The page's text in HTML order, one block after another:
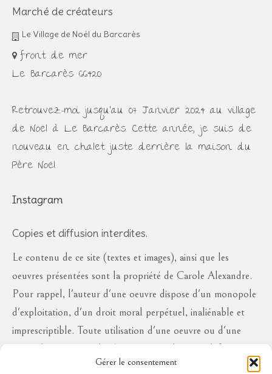
Gérer le consentement
Marché de créateurs
Le Village de Noël du Barcarès
front de mer
Le Barcarès 66420
Retrouvez-moi jusqu'au 07 Janvier 2024 au village
de Noël à Le Barcarès. Cette année, je suis de
nouveau en chalet juste derrière la maison du
Père Noël.
Instagram
Copies et diffusion interdites.
Le contenu de ce site (textes et images), ainsi que les
oeuvres présentées sont la propriété de Carole Alexandre.
Pour rappel, l'auteur d'une oeuvre dispose d'un monopole
d'exploitation, d'un droit moral perpétuel, inaliénable et
imprescriptible. Toute utilisation d'une oeuvre ou d'une
partie des oeuvres à des fins commerciales ou à défaut en
diffusion publique, sous quelque forme que ce soit, est